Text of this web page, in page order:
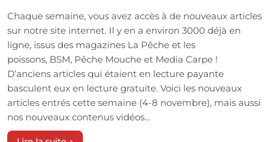
Chaque semaine, vous avez accès à de nouveaux articles
sur notre site internet. Il y en a environ 3000 déjà en
ligne, issus des magazines La Pêche et les
poissons, BSM, Pêche Mouche et Media Carpe !
D’anciens articles qui étaient en lecture payante
basculent eux en lecture gratuite. Voici les nouveaux
articles entrés cette semaine (4-8 novembre), mais aussi
nos nouveaux contenus vidéos…